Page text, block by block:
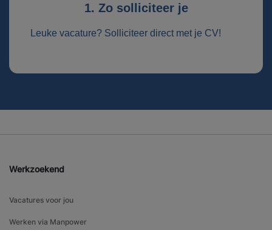
1. Zo solliciteer je
Leuke vacature? Solliciteer direct met je CV!
Werkzoekend
Vacatures voor jou
Werken via Manpower